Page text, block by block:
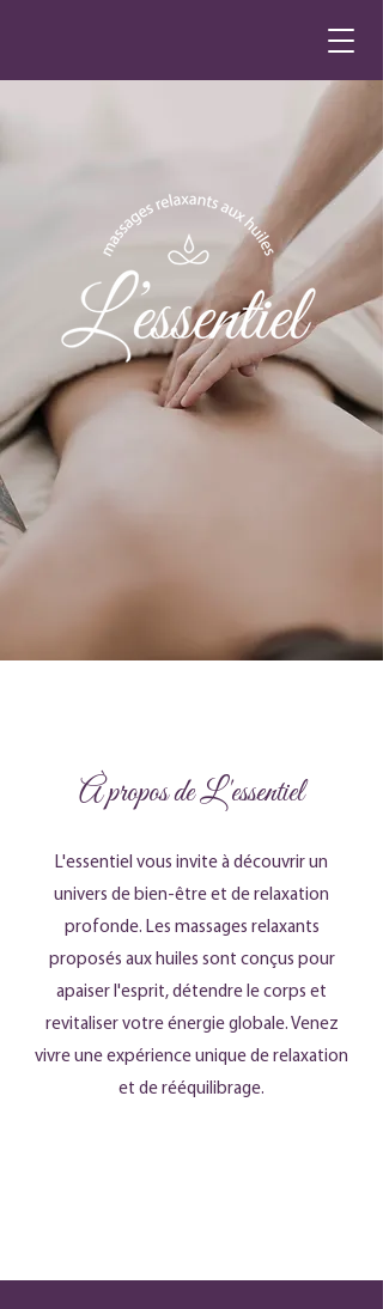
À propos de L'essentiel
L'essentiel vous invite à découvrir un
univers de bien-être et de relaxation
profonde. Les massages relaxants
proposés aux huiles sont conçus pour
apaiser l'esprit, détendre le corps et
revitaliser votre énergie globale. Venez
vivre une expérience unique de relaxation
et de rééquilibrage.